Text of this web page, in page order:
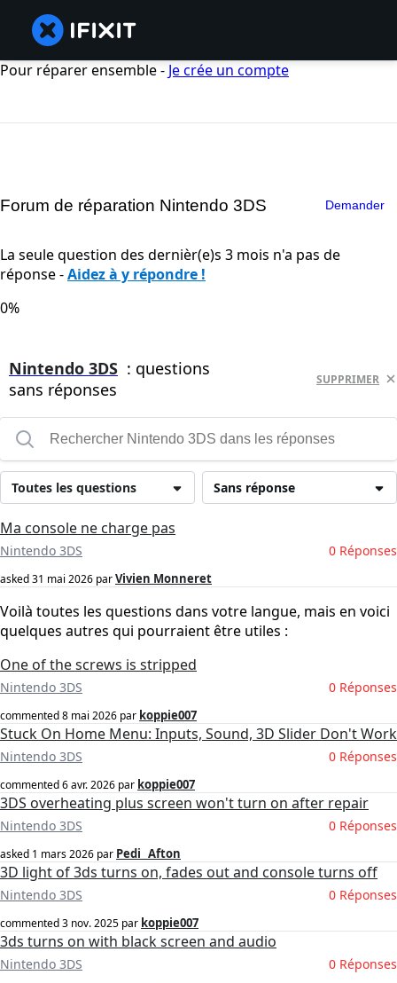
Pour réparer ensemble - Je crée un compte
Forum de réparation Nintendo 3DS Demander
La seule question des dernièr(e)s 3 mois n'a pas de
réponse -Aidez à y répondre !
0%
Nintendo 3DS : questions
sans réponses
SUPPRIMER
Sans réponse
Toutes les questions
Ma console ne charge pas
Nintendo 3DS 0 Réponses
asked31 mai 2026 parVivien Monneret
Voilà toutes les questions dans votre langue, mais en voici
quelques autres qui pourraient être utiles :
One of the screws is stripped
Nintendo 3DS 0 Réponses
commented8 mai 2026 par koppie007
Stuck On Home Menu: Inputs, Sound, 3D Slider Don't Work
Nintendo 3DS 0 Réponses
commented6 avr. 2026 par koppie007
3DS overheating plus screen won't turn on after repair
Nintendo 3DS 0 Réponses
asked 1 mars 2026 par Pedi_ Afton
3D light of 3ds turns on, fades out and console turns off
Nintendo 3DS 0 Réponses
commented3 nov. 2025 par koppie007
3ds turns on with black screen and audio
Nintendo 3DS 0 Réponses